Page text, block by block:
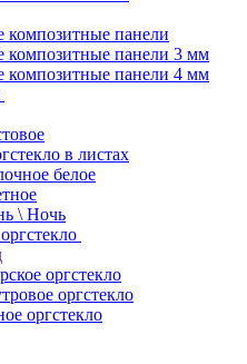
панели
панели 3 мм
панели 4 мм
в листах
белое
\ Ночь
оргстекло
оргстекло
оргстекло